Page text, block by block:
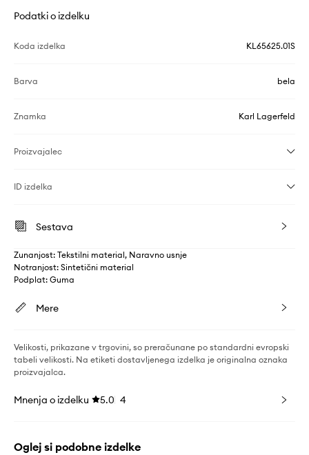
Podatki o izdelku
Koda izdelka KL65625.01S
Barva bela
Znamka Karl Lagerfeld
Proizvajalec
ID izdelka
Sestava
Zunanjost: Tekstilni material, Naravno usnje
Notranjost: Sintetični material
Podplat: Guma
Mere
Velikosti, prikazane v trgovini, so preračunane po standardni evropski
tabeli velikosti. Na etiketi dostavljenega izdelka je originalna oznaka
proizvajalca.
Mnenja o izdelku 5.0 4
Oglej si podobne izdelke